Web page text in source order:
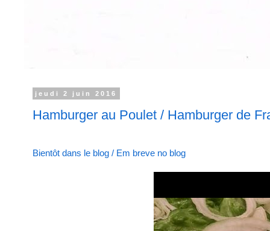
jeudi 2 juin 2016
Hamburger au Poulet / Hamburger de
Bientôt dans le blog / Em breve no blog